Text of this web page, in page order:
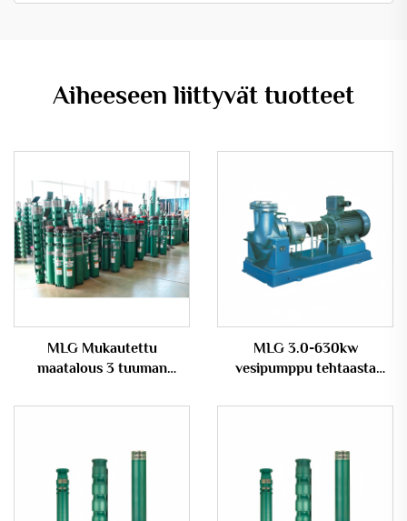
Aiheeseen liittyvät tuotteet
MLG Mukautettu
maatalous 3 tuuman
hv uppopumppu
MLG 3.0-630kw
vesipumppu tehtaasta
paineen teollinen